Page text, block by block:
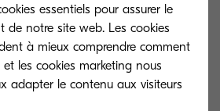
such as Drivers, Utilities, and
essentiels pour assurer le
de notre site web. Les cookies
à mieux comprendre comment
les cookies marketing nous
adapter le contenu aux visiteurs